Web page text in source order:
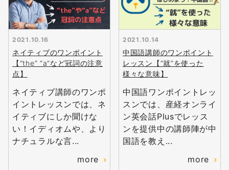
2021.10.16
ネイティブのワンポイント
【“the” “a”など冠詞の注意
点】
ネイティブ講師のワンポ
イントレッスンでは、ネ
イティブにしか聞けな
い！イディオムや、より
ナチュラルな言...
more
2021.10.14
中国語講師のワンポイント
レッスン【“就”を使った
様々な意味】
中国語ワンポイントレッ
スンでは、産経オンライ
ン英会話Plusでレッス
ンを提供中の講師陣が中
国語を教え...
more